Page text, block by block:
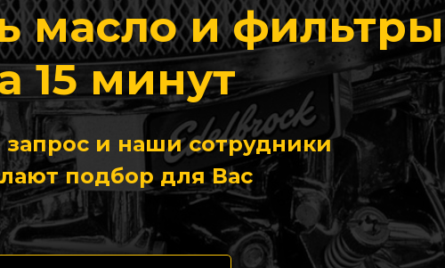
масло и фильтры
15 минут
запрос и наши сотрудники
подбор для Вас